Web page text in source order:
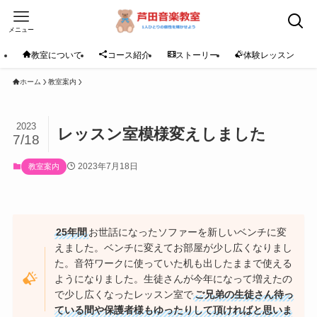
メニュー
教室について コース紹介 ストーリー 体験レッスン
ホーム 教室案内
レッスン室模様変えしました
2023
7/18
教室案内 2023年7月18日
25年間お世話になったソファーを新しいベンチに変
えました。ベンチに変えてお部屋が少し広くなりまし
た。音符ワークに使っていた机も出したままで使える
ようになりました。生徒さんが今年になって増えたの
で少し広くなったレッスン室でご兄弟の生徒さん待っ
ている間や保護者様もゆったりして頂ければと思いま